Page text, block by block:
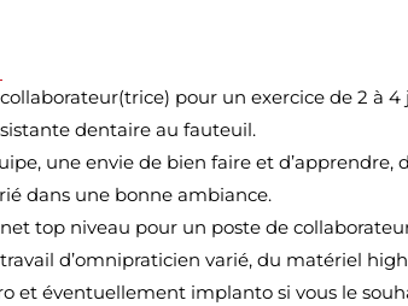
pour un exercice de 2 à 4
dentaire au fauteuil.
une envie de bien faire et d’apprendre,
dans une bonne ambiance.
top niveau pour un poste de
d’omnipraticien varié, du matériel
et éventuellement implanto si vous le